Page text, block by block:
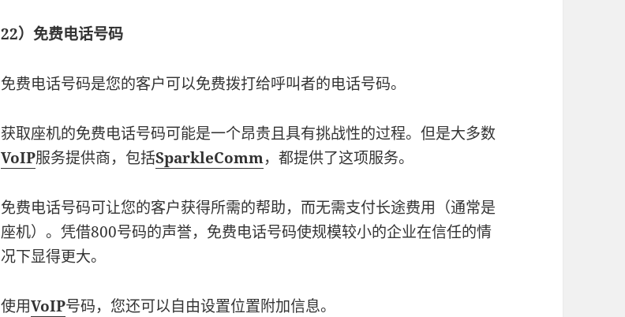
22）免费电话号码
免费电话号码是您的客户可以免费拨打给呼叫者的电话号码。
获取座机的免费电话号码可能是一个昂贵且具有挑战性的过程。但是大多数
VoIP服务提供商，包括SparkleComm，都提供了这项服务。
免费电话号码可让您的客户获得所需的帮助，而无需支付长途费用（通常是
座机）。凭借800号码的声誉，免费电话号码使规模较小的企业在信任的情
况下显得更大。
使用VoIP号码，您还可以自由设置位置附加信息。